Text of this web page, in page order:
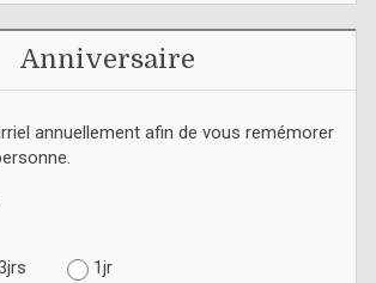
Anniversaire
annuellement afin de vous remémorer
1jr